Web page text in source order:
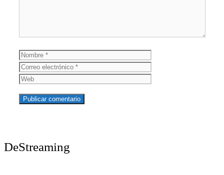
Nombre
DeStreaming